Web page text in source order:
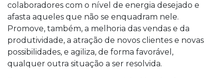
colaboradores com o nível de energia desejado e
afasta aqueles que não se enquadram nele.
Promove, também, a melhoria das vendas e da
produtividade, a atração de novos clientes e novas
possibilidades, e agiliza, de forma favorável,
qualquer outra situação a ser resolvida.